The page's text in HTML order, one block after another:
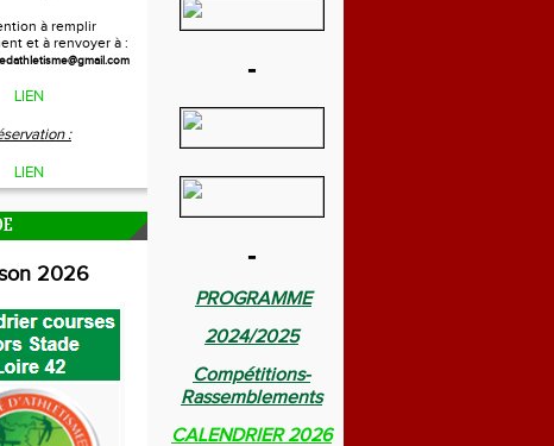
à remplir
et à renvoyer à :
LIEN
:
LIEN
2026
-
-
PROGRAMME
2024/2025
Compétitions-
Rassemblements
CALENDRIER 2026